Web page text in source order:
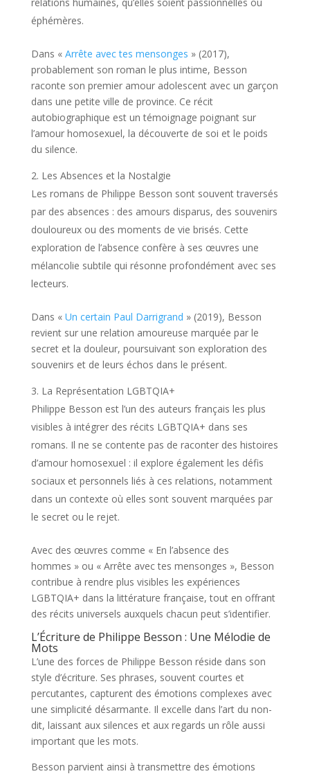
éphémères.
Dans « Arrête avec tes mensonges » (2017),
probablement son roman le plus intime, Besson
raconte son premier amour adolescent avec un garçon
dans une petite ville de province. Ce récit
autobiographique est un témoignage poignant sur
l’amour homosexuel, la découverte de soi et le poids
du silence.
Les Absences et la Nostalgie
Les romans de Philippe Besson sont souvent traversés
par des absences : des amours disparus, des souvenirs
douloureux ou des moments de vie brisés. Cette
exploration de l’absence confère à ses œuvres une
mélancolie subtile qui résonne profondément avec ses
lecteurs.
Dans « Un certain Paul Darrigrand » (2019), Besson
revient sur une relation amoureuse marquée par le
secret et la douleur, poursuivant son exploration des
souvenirs et de leurs échos dans le présent.
La Représentation LGBTQIA+
Philippe Besson est l’un des auteurs français les plus
visibles à intégrer des récits LGBTQIA+ dans ses
romans. Il ne se contente pas de raconter des histoires
d’amour homosexuel : il explore également les défis
sociaux et personnels liés à ces relations, notamment
dans un contexte où elles sont souvent marquées par
le secret ou le rejet.
Avec des œuvres comme « En l’absence des
hommes » ou « Arrête avec tes mensonges », Besson
contribue à rendre plus visibles les expériences
LGBTQIA+ dans la littérature française, tout en offrant
des récits universels auxquels chacun peut s’identifier.
L’Écriture de Philippe Besson : Une Mélodie de
Mots
L’une des forces de Philippe Besson réside dans son
style d’écriture. Ses phrases, souvent courtes et
percutantes, capturent des émotions complexes avec
une simplicité désarmante. Il excelle dans l’art du non-
dit, laissant aux silences et aux regards un rôle aussi
important que les mots.
Besson parvient ainsi à transmettre des émotions